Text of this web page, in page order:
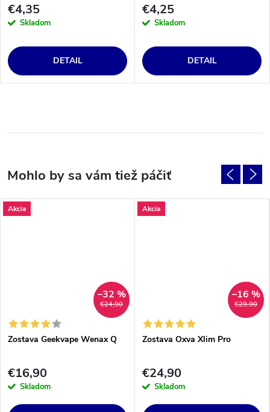
€4,35
Skladom
DETAIL
€4,25
Skladom
DETAIL
Akcia
€24,90
–32 %
Zostava Geekvape Wenax Q
€16,90
Skladom
Akcia
€29,90
–16 %
Zostava Oxva Xlim Pro
€24,90
Skladom